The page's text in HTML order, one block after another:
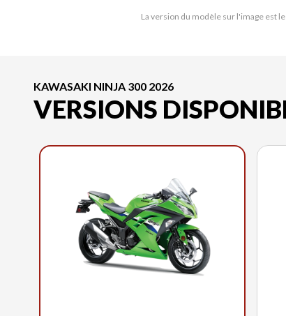
La version du modèle sur l'image est
KAWASAKI NINJA 300 2026
VERSIONS